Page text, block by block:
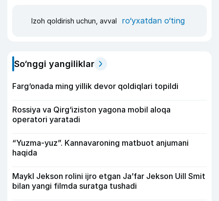
Izoh qoldirish uchun, avval ro‘yxatdan o‘ting
So‘nggi yangiliklar
Farg‘onada ming yillik devor qoldiqlari topildi
Rossiya va Qirg‘iziston yagona mobil aloqa
operatori yaratadi
“Yuzma-yuz”. Kannavaroning matbuot anjumani
haqida
Maykl Jekson rolini ijro etgan Ja’far Jekson Uill Smit
bilan yangi filmda suratga tushadi